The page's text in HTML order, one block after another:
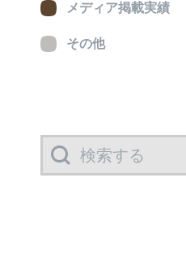
メディア掲載実績
その他